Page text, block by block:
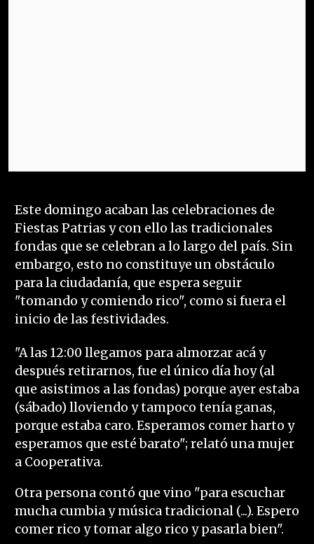
Este domingo acaban las celebraciones de
Fiestas Patrias y con ello las tradicionales
fondas que se celebran a lo largo del país. Sin
embargo, esto no constituye un obstáculo
para la ciudadanía, que espera seguir
"tomando y comiendo rico", como si fuera el
inicio de las festividades.
"A las 12:00 llegamos para almorzar acá y
después retirarnos, fue el único día hoy (al
que asistimos a las fondas) porque ayer estaba
(sábado) lloviendo y tampoco tenía ganas,
porque estaba caro. Esperamos comer harto y
esperamos que esté barato"; relató una mujer
a Cooperativa.
Otra persona contó que vino "para escuchar
mucha cumbia y música tradicional (...). Espero
comer rico y tomar algo rico y pasarla bien".